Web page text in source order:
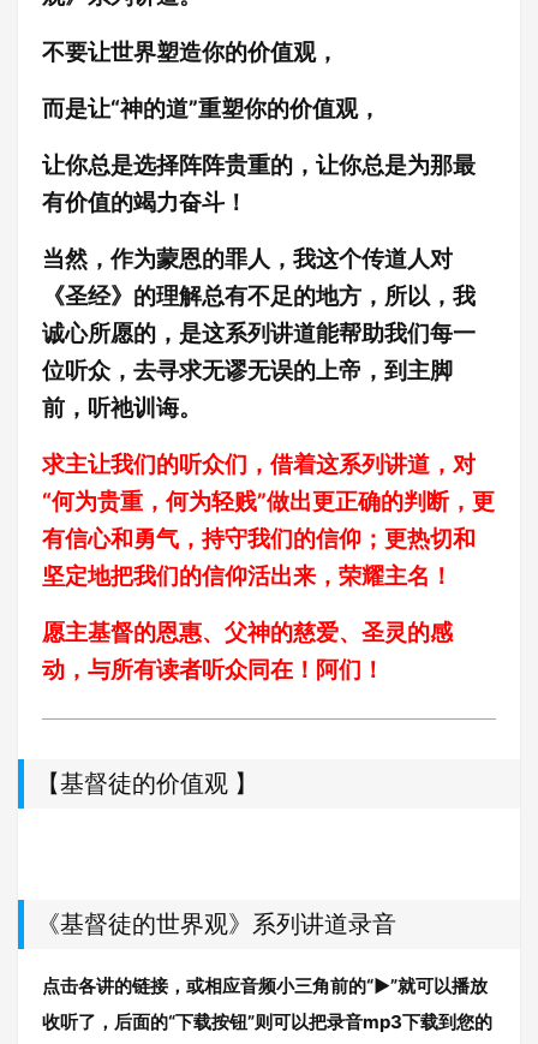
不要让世界塑造你的价值观，
而是让“神的道”重塑你的价值观，
让你总是选择阵阵贵重的，让你总是为那最
有价值的竭力奋斗！
当然，作为蒙恩的罪人，我这个传道人对
《圣经》的理解总有不足的地方，所以，我
诚心所愿的，是这系列讲道能帮助我们每一
位听众，去寻求无谬无误的上帝，到主脚
前，听祂训诲。
求主让我们的听众们，借着这系列讲道，对
“何为贵重，何为轻贱”做出更正确的判断，更
有信心和勇气，持守我们的信仰；更热切和
坚定地把我们的信仰活出来，荣耀主名！
愿主基督的恩惠、父神的慈爱、圣灵的感
动，与所有读者听众同在！阿们！
【基督徒的价值观 】
《基督徒的世界观》系列讲道录音
点击各讲的链接，或相应音频小三角前的“►”就可以播放
收听了，后面的“下载按钮”则可以把录音mp3下载到您的